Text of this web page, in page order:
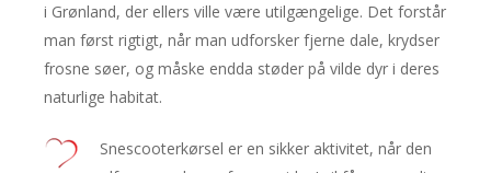
i Grønland, der ellers ville være utilgængelige. Det forstår
man først rigtigt, når man udforsker fjerne dale, krydser
frosne søer, og måske endda støder på vilde dyr i deres
naturlige habitat.
Snescooterkørsel er en sikker aktivitet, når den